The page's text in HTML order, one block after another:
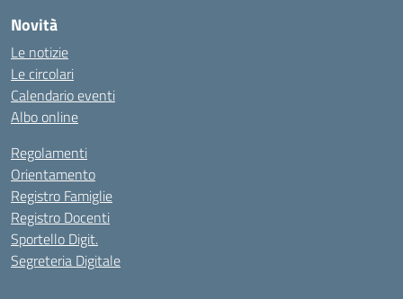
Novità
Le notizie
Le circolari
Calendario eventi
Albo online
Regolamenti
Orientamento
Registro Famiglie
Registro Docenti
Sportello Digit.
Segreteria Digitale